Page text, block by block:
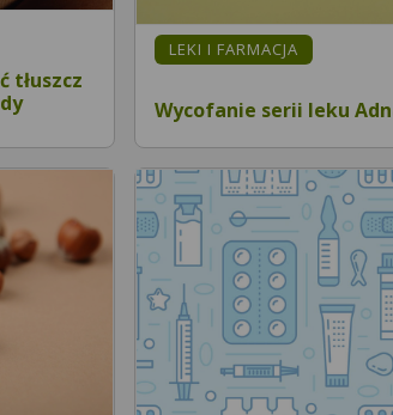
tłuszcz
LEKI I FARMACJA
Wycofanie serii leku